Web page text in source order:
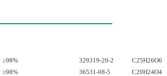
≥98% 329319-20-2
C25H26O6
≥98% 36531-08-5 C20H24O4